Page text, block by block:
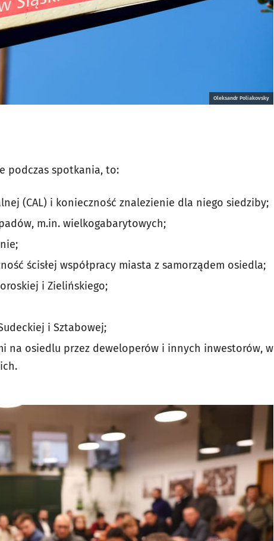
Oleksandr Poliakovsky
podczas spotkania, to:
(CAL) i konieczność znalezienie dla niego siedziby;
m.in. wielkogabarytowych;
ścisłej współpracy miasta z samorządem osiedla;
i Zielińskiego;
i Sztabowej;
na osiedlu przez deweloperów i innych inwestorów, w